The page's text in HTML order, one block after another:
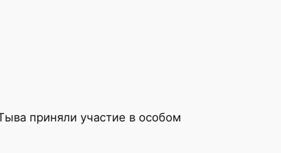
приняли участие в особом